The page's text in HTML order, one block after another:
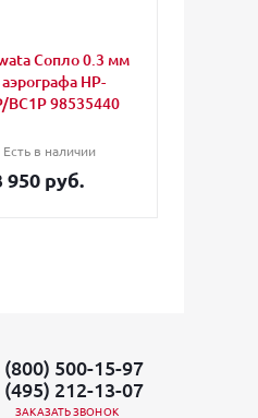
Сопло 0.3 мм
HP-
BC1P 98535440
Есть в наличии
950 руб.
(800) 500-15-97
(495) 212-13-07
ЗАКАЗАТЬ ЗВОНОК